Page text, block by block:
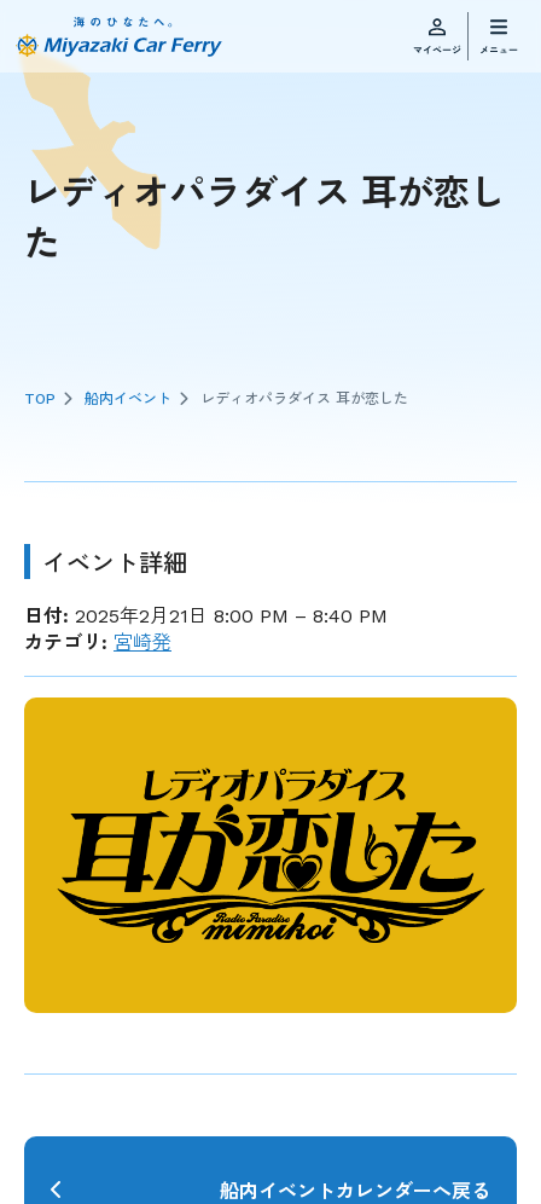
レディオパラダイス 耳が恋し
た
TOP 船内イベント レディオパラダイス 耳が恋した
イベント詳細
日付: 2025年2月21日 8:00 PM – 8:40 PM
カテゴリ: 宮崎発
船内イベントカレンダーへ戻る